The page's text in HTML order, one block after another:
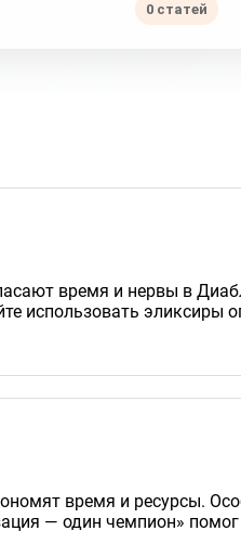
0 статей
время и нервы в
использовать эликсиры
время и ресурсы.
— один чемпион»